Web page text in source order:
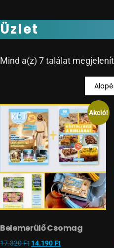
Üzlet
Mind a(z) 7 találat
Akció!
Belemerülő Csomag
17.320Ft Original
14.190FtCurrent